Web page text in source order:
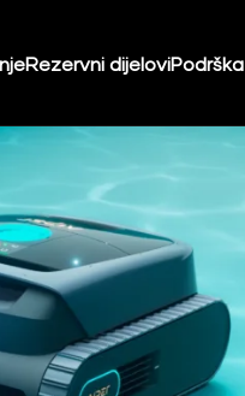
Rezervni dijeloviPodrška